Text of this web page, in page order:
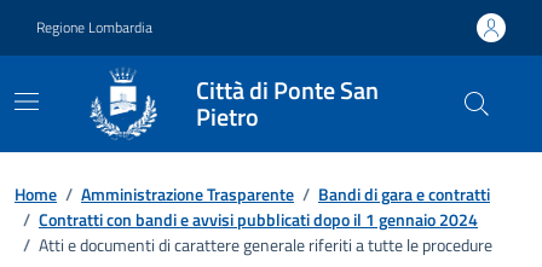
Regione Lombardia
Città di Ponte San
Pietro
Home / Amministrazione Trasparente / Bandi di gara e contratti
/ Contratti con bandi e avvisi pubblicati dopo il 1 gennaio 2024
/ Atti e documenti di carattere generale riferiti a tutte le procedure